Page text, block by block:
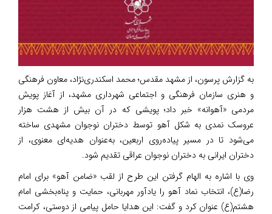
به گزارش پرسون، از مشهد مقدس؛ محمد اسکندری‌نژاد، معاون فرهنگی
و هنری سازمان فرهنگی و اجتماعی شهرداری مشهد، از آغاز پویش
مردمی «آهوانه» خبر داد؛ پویشی که در آن بیش از هشت هزار
عروسک نمدی به شکل آهو توسط دختران نوجوان مشهدی ساخته
می‌شود تا در مسیر پیاده‌روی اربعین، به‌عنوان هدیه‌ای معنوی، از
دختران ایرانی به دختران نوجوان عراقی تقدیم شود.
وی با اشاره به الهام گرفتن این طرح از لقب «ضامن آهو» برای امام
رضا(ع)، انتخاب نماد آهو را یادآور مهربانی، حمایت و پناه‌بخشی امام
هشتم(ع) عنوان کرد و گفت: این هدایا حامل پیامی از دوستی، کرامت